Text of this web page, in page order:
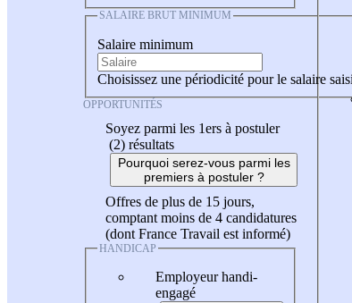
SALAIRE BRUT MINIMUM
Salaire minimum
Choisissez une périodicité pour le salaire saisi
OPPORTUNITÉS
Soyez parmi les 1ers à postuler
(2) résultats
Pourquoi serez-vous parmi les
premiers à postuler ?
Offres de plus de 15 jours,
comptant moins de 4 candidatures
(dont France Travail est informé)
HANDICAP
Employeur handi-
engagé